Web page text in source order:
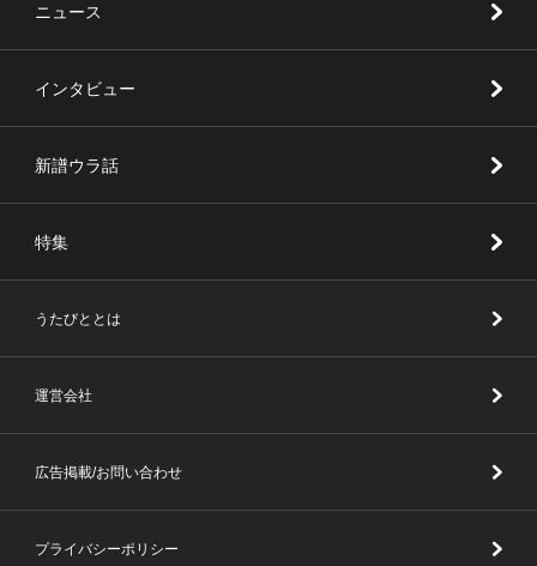
ニュース
インタビュー
新譜ウラ話
特集
うたびととは
運営会社
広告掲載/お問い合わせ
プライバシーポリシー